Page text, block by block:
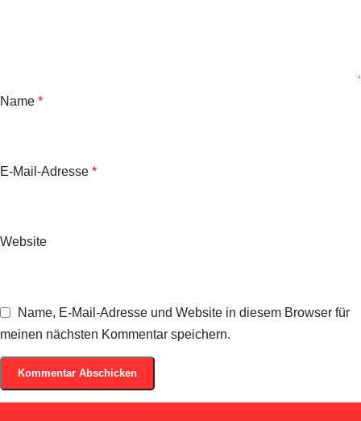
Name *
E-Mail-Adresse *
Website
Name, E-Mail-Adresse und Website in diesem Browser für
meinen nächsten Kommentar speichern.